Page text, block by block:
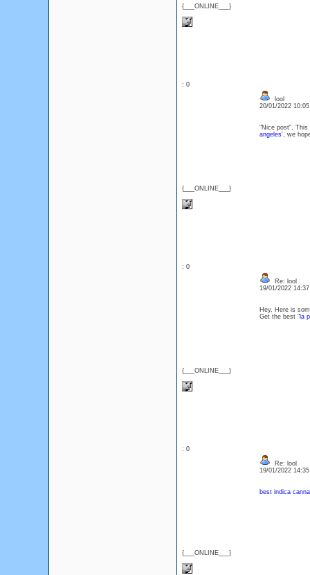
{___ONLINE___}
: 0
{___ONLINE___}
lool
20/01/2022
"Nice post", This
angeles', we
: 0
{___ONLINE___}
Re: lool
19/01/2022
Hey, Here is
Get the best "la
: 0
{___ONLINE___}
Re: lool
19/01/2022
best indica